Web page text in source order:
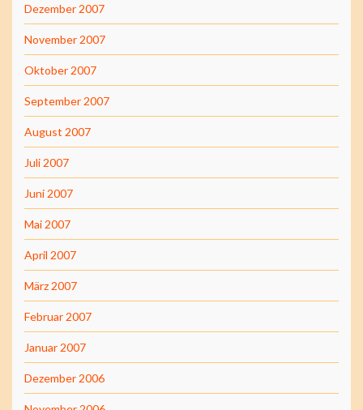
Dezember 2007
November 2007
Oktober 2007
September 2007
August 2007
Juli 2007
Juni 2007
Mai 2007
April 2007
März 2007
Februar 2007
Januar 2007
Dezember 2006